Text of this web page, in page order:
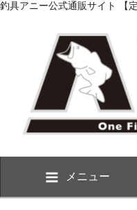
釣具アニー公式通販サイト 【
メニュー